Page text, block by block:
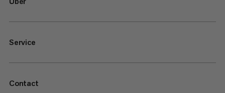
Service
Contact